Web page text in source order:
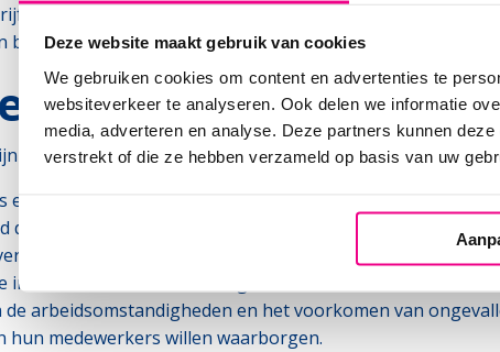
Deze website maakt gebruik van cookies
We gebruiken cookies om content en advertenties te
websiteverkeer te analyseren. Ook delen we informatie
media, adverteren en analyse. Deze partners kunnen
verstrekt of die ze hebben verzameld op basis van uw
een ISO 9001-certificaat bezit, toont dit aan dat het de
bij de klanten, partners en investeerders.
kwaliteitsnormen
nog andere kwaliteitsnormen die een bedrijf kan
een internationale norm voor
dat er aan de wet- en regelgeving voldoen wordt. Deze
internationale norm wordt gebruikt voor het beheersen
arbeidsomstandigheden en het voorkomen van
hun medewerkers willen waarborgen.